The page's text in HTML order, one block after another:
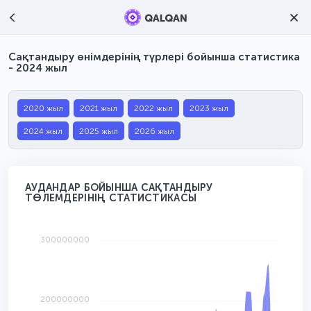
Сақтандыру өнімдерінің түрлері бойынша статистика
- 2024 жыл
2020 жыл 2021 жыл 2022 жыл 2023 жыл
2024 жыл 2025 жыл 2026 жыл
АУДАНДАР БОЙЫНША САҚТАНДЫРУ
ТӨЛЕМДЕРІНІҢ СТАТИСТИКАСЫ
300000000
200000000